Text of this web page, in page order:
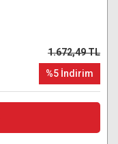
1.672,49 TL
%5 İndirim